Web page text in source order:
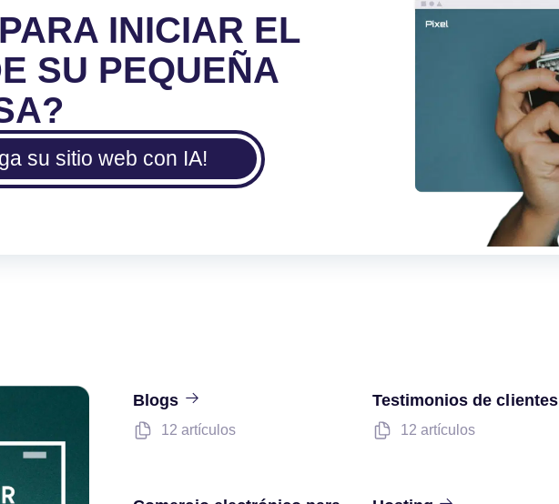
INICIAR EL
SU PEQUEÑA
su sitio web con IA!
Blogs
12 artículos
Testimonios de clientes
12 artículos